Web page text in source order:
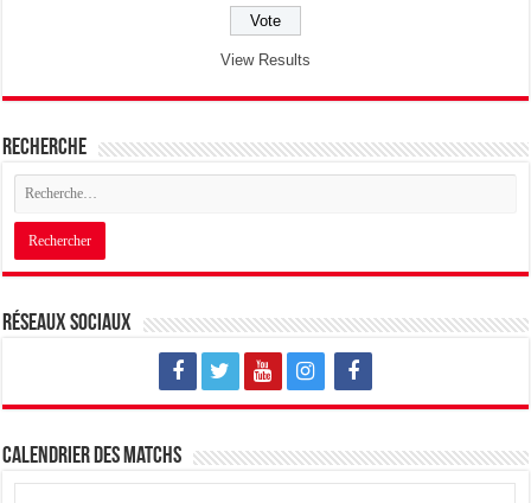
View Results
Recherche
Réseaux sociaux
Calendrier des matchs